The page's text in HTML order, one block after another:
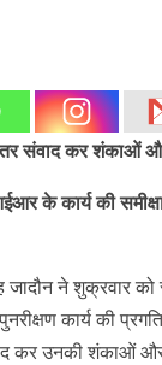
संवाद कर शंकाओं
के कार्य की
जादौन ने शुक्रवार
कार्य की
कर उनकी शंकाओं